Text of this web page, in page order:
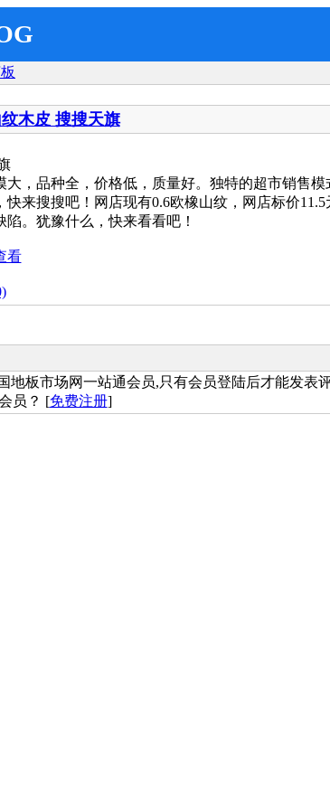
木皮 搜搜天旗
大，品种全，价格低，质量好。独特的超市销售
来搜搜吧！网店现有0.6欧橡山纹，网店标价
。犹豫什么，快来看看吧！
地板市场网一站通会员,只有会员登陆后才能发表
员？ [免费注册]